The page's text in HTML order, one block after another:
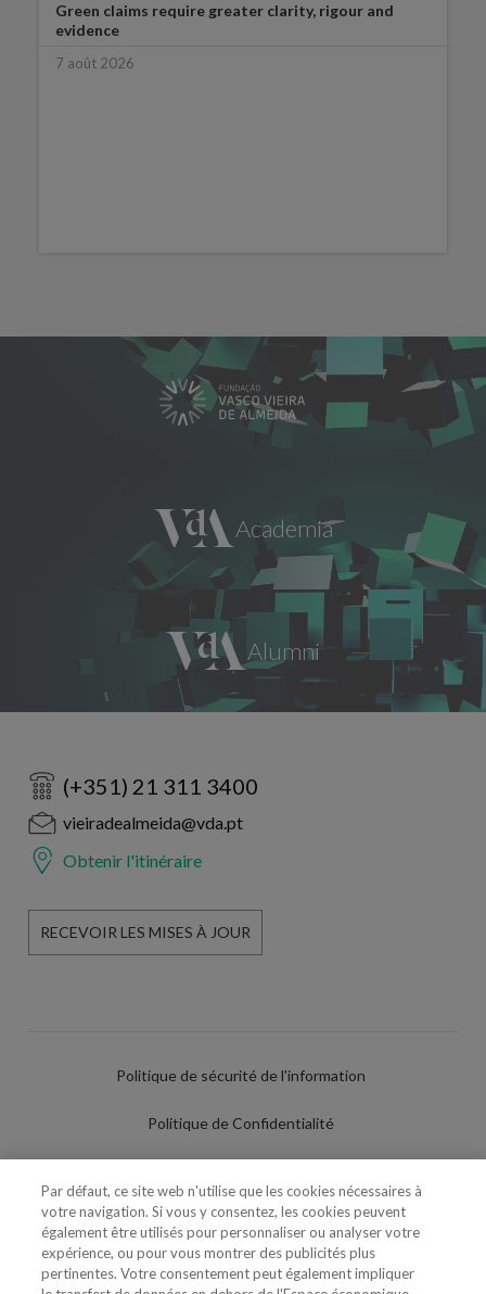
Green claims require greater clarity, rigour and
evidence
7 août 2026
(+351) 21 311 3400
vieiradealmeida@vda.pt
Obtenir l'itinéraire
RECEVOIR LES MISES À JOUR
Politique de sécurité de l'information
Politique de Confidentialité
Politique de Cookies
Paramètres des cookies
Par défaut, ce site web n'utilise que les cookies nécessaires à
votre navigation. Si vous y consentez, les cookies peuvent
également être utilisés pour personnaliser ou analyser votre
expérience, ou pour vous montrer des publicités plus
pertinentes. Votre consentement peut également impliquer